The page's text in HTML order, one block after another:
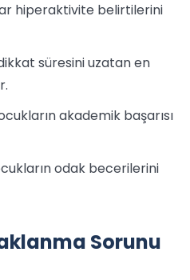
hiperaktivite belirtilerini
süresini uzatan en
akademik başarısı
odak becerilerini
Sorunu